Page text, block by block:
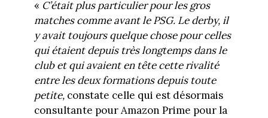
« C’était plus particulier pour les gros
matches comme avant le PSG. Le derby, il
y avait toujours quelque chose pour celles
qui étaient depuis très longtemps dans le
club et qui avaient en tête cette rivalité
entre les deux formations depuis toute
petite,constate celle qui est désormais
consultante pour Amazon Prime pour la